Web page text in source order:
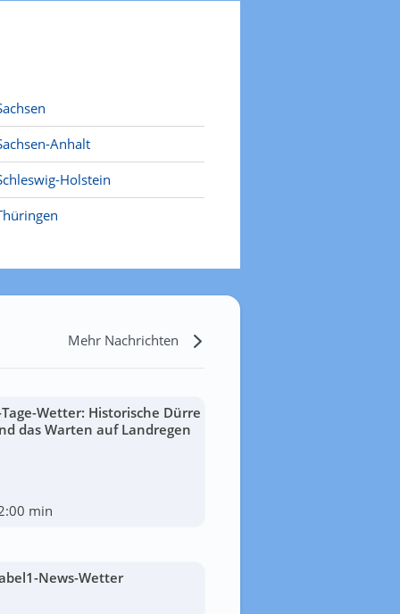
Anhalt
Holstein
Mehr Nachrichten
Wetter: Historische Dürre
das Warten auf Landregen
min
News-Wetter